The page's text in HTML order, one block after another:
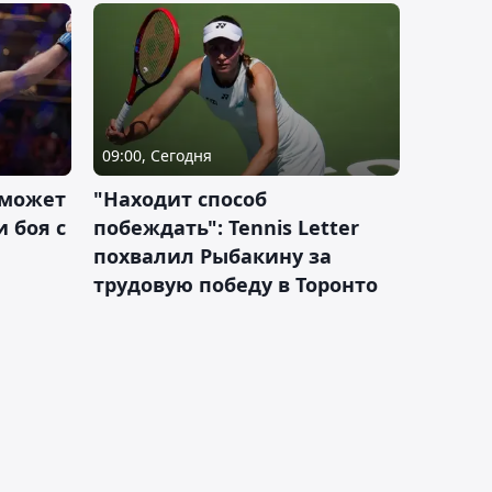
боя с
09:00, Сегодня
"Находит способ
побеждать": Tennis Letter
похвалил Рыбакину за
трудовую победу в Торонто